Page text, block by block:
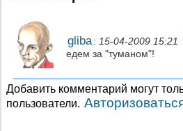
gliba: 15-04-2009 15:21
едем за "туманом"!
Добавить комментарий могут
пользователи.